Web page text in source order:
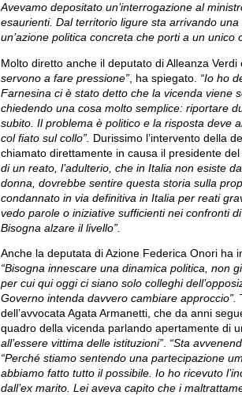
Avevamo depositato un’interrogazione al
esaurienti. Dal territorio ligure sta arrivando
un’azione politica concreta che porti a un unico
Molto diretto anche il deputato di Alleanza Verdi
servono a fare pressione” , ha spiegato. “Io ho
Farnesina ci è stato detto che la vicenda viene
chiedendo una cosa molto semplice: riportare
subito. Il problema è politico e la risposta deve
col fiato sul collo”.
Durissimo l’intervento della
chiamato direttamente in causa il presidente
di un reato, l’adulterio, che in Italia non esiste
donna, dovrebbe sentire questa storia sulla
condannato in via definitiva in Italia per reati
vedo parole o iniziative sufficienti nei confronti
Bisogna alzare il livello”.
Anche la deputata di Azione Federica Onori ha
“Bisogna innescare una dinamica politica, non
per cui qui oggi ci siano solo colleghi
Governo intenda davvero cambiare approccio”.
dell’avvocata Agata Armanetti, che da anni
quadro della vicenda parlando apertamente di
all’essere vittima delle istituzioni”. “Sta
“Perché stiamo sentendo una partecipazione
abbiamo fatto tutto il possibile. Io ho ricevuto
dall’ex marito. Lei aveva capito che i